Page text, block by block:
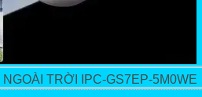
TRỜI IPC-GS7EP-5M0WE